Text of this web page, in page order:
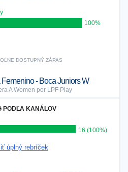
100%
DOSTUPNÝ ZÁPAS
- Boca Juniors W
A Women por LPF Play
PODĽA KANÁLOV
16 (100%)
úplný rebríček